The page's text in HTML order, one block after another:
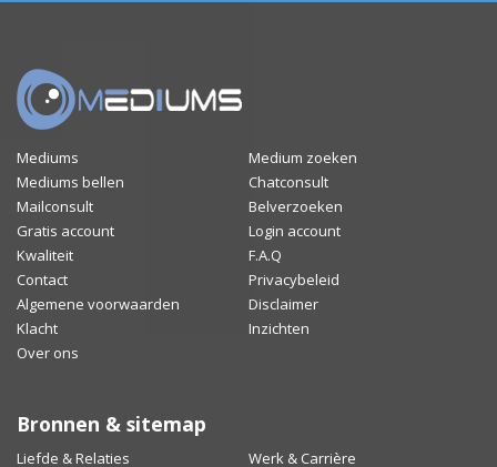
Mediums
Medium zoeken
Mediums bellen
Chatconsult
Mailconsult
Belverzoeken
Gratis account
Login account
Kwaliteit
F.A.Q
Contact
Privacybeleid
Algemene voorwaarden
Disclaimer
Klacht
Inzichten
Over ons
Bronnen & sitemap
Liefde & Relaties Werk & Carrière